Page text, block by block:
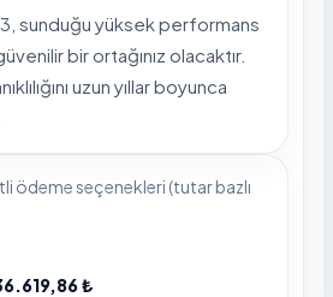
sunduğu yüksek performans
bir ortağınız olacaktır.
uzun yıllar boyunca
ödeme seçenekleri (tutar bazlı
₺